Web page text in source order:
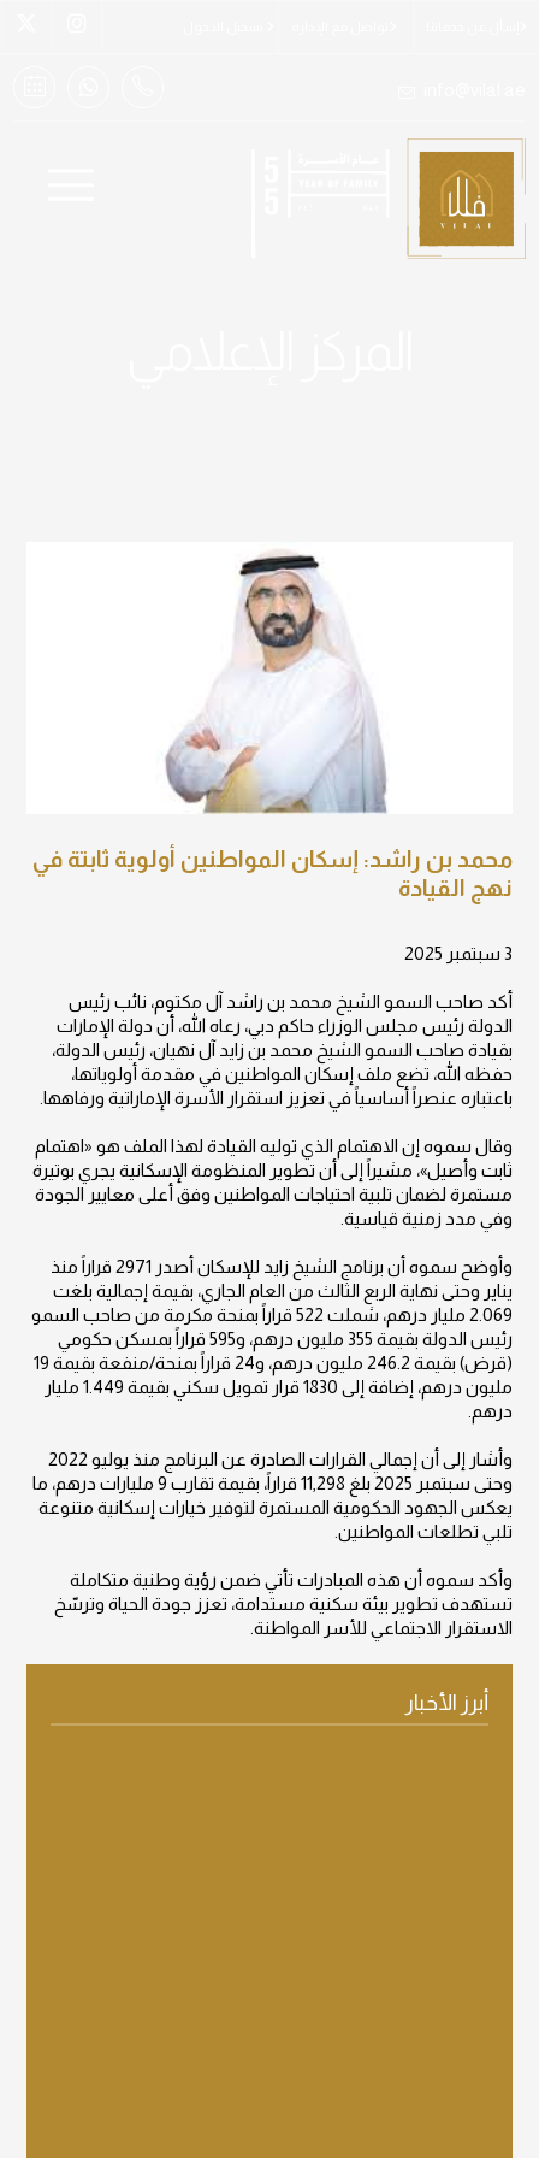
محمد بن راشد: إسكان المواطنين أولوية ثابتة في
نهج القيادة
3 سبتمبر 2025
أكد صاحب السمو الشيخ محمد بن راشد آل مكتوم، نائب رئيس
الدولة رئيس مجلس الوزراء حاكم دبي، رعاه الله، أن دولة الإمارات
بقيادة صاحب السمو الشيخ محمد بن زايد آل نهيان، رئيس الدولة،
حفظه الله، تضع ملف إسكان المواطنين في مقدمة أولوياتها،
باعتباره عنصراً أساسياً في تعزيز استقرار الأسرة الإماراتية ورفاهها.
وقال سموه إن الاهتمام الذي توليه القيادة لهذا الملف هو «اهتمام
ثابت وأصيل»، مشيراً إلى أن تطوير المنظومة الإسكانية يجري بوتيرة
مستمرة لضمان تلبية احتياجات المواطنين وفق أعلى معايير الجودة
وفي مدد زمنية قياسية.
وأوضح سموه أن برنامج الشيخ زايد للإسكان أصدر 2971 قراراً منذ
يناير وحتى نهاية الربع الثالث من العام الجاري، بقيمة إجمالية بلغت
2.069 مليار درهم، شملت 522 قراراً بمنحة مكرمة من صاحب السمو
رئيس الدولة بقيمة 355 مليون درهم، و595 قراراً بمسكن حكومي
(قرض) بقيمة 246.2 مليون درهم، و24 قراراً بمنحة/منفعة بقيمة 19
مليون درهم، إضافة إلى 1830 قرار تمويل سكني بقيمة 1.449 مليار
درهم.
وأشار إلى أن إجمالي القرارات الصادرة عن البرنامج منذ يوليو 2022
وحتى سبتمبر 2025 بلغ 11,298 قراراً، بقيمة تقارب 9 مليارات درهم، ما
يعكس الجهود الحكومية المستمرة لتوفير خيارات إسكانية متنوعة
تلبي تطلعات المواطنين.
وأكد سموه أن هذه المبادرات تأتي ضمن رؤية وطنية متكاملة
تستهدف تطوير بيئة سكنية مستدامة، تعزز جودة الحياة وترسّخ
الاستقرار الاجتماعي للأسر المواطنة.
أبرز الأخبار